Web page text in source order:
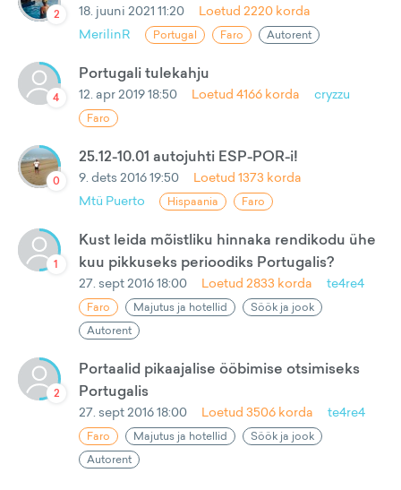
2 18. juuni 2021 11:20 Loetud 2220 korda
MerilinR
Portugal Faro Autorent
4
Portugali tulekahju
12. apr 2019 18:50 Loetud 4166 korda cryzzu
Faro
0
25.12-10.01 autojuhti ESP-POR-i!
9. dets 2016 19:50 Loetud 1373 korda
Mtü Puerto
Hispaania Faro
1
Kust leida mõistliku hinnaka rendikodu ühe
kuu pikkuseks perioodiks Portugalis?
27. sept 2016 18:00 Loetud 2833 korda te4re4
Faro Majutus ja hotellid
Söök ja jook
Autorent
2
Portaalid pikaajalise ööbimise otsimiseks
Portugalis
27. sept 2016 18:00 Loetud 3506 korda te4re4
Faro Majutus ja hotellid
Söök ja jook
Autorent